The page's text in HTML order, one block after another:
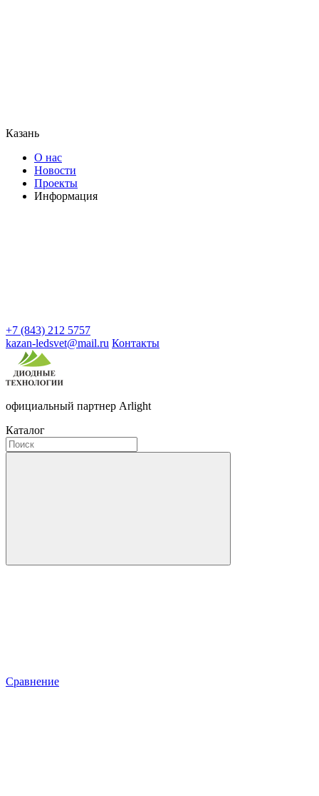
Казань
О нас
Новости
Проекты
Информация
+7 (843) 212 5757
kazan-ledsvet@mail.ru Контакты
официальный партнер Arlight
Каталог
Сравнение